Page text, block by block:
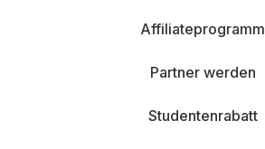
Affiliateprogramm
Partner werden
Studentenrabatt